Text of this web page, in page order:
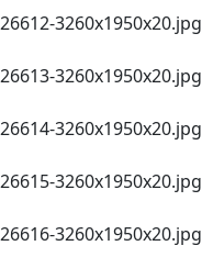
26612-3260х1950х20.jpg
26613-3260х1950х20.jpg
26614-3260х1950х20.jpg
26615-3260х1950х20.jpg
26616-3260х1950х20.jpg